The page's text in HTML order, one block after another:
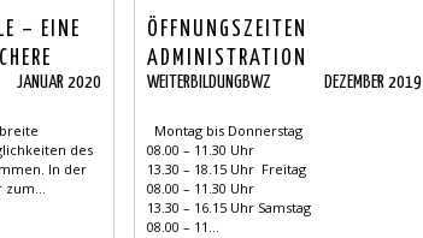
– EINE
PILOTEN
JANUAR 2020
des
In der
zum...
ÖFFNUNGSZEITEN
ADMINISTRATION
WEITERBILDUNGBWZ DEZEMBER 2019
Montag bis Donnerstag
08.00 – 11.30 Uhr
13.30 – 18.15 Uhr Freitag
08.00 – 11.30 Uhr
13.30 – 16.15 Uhr Samstag
08.00 – 11...